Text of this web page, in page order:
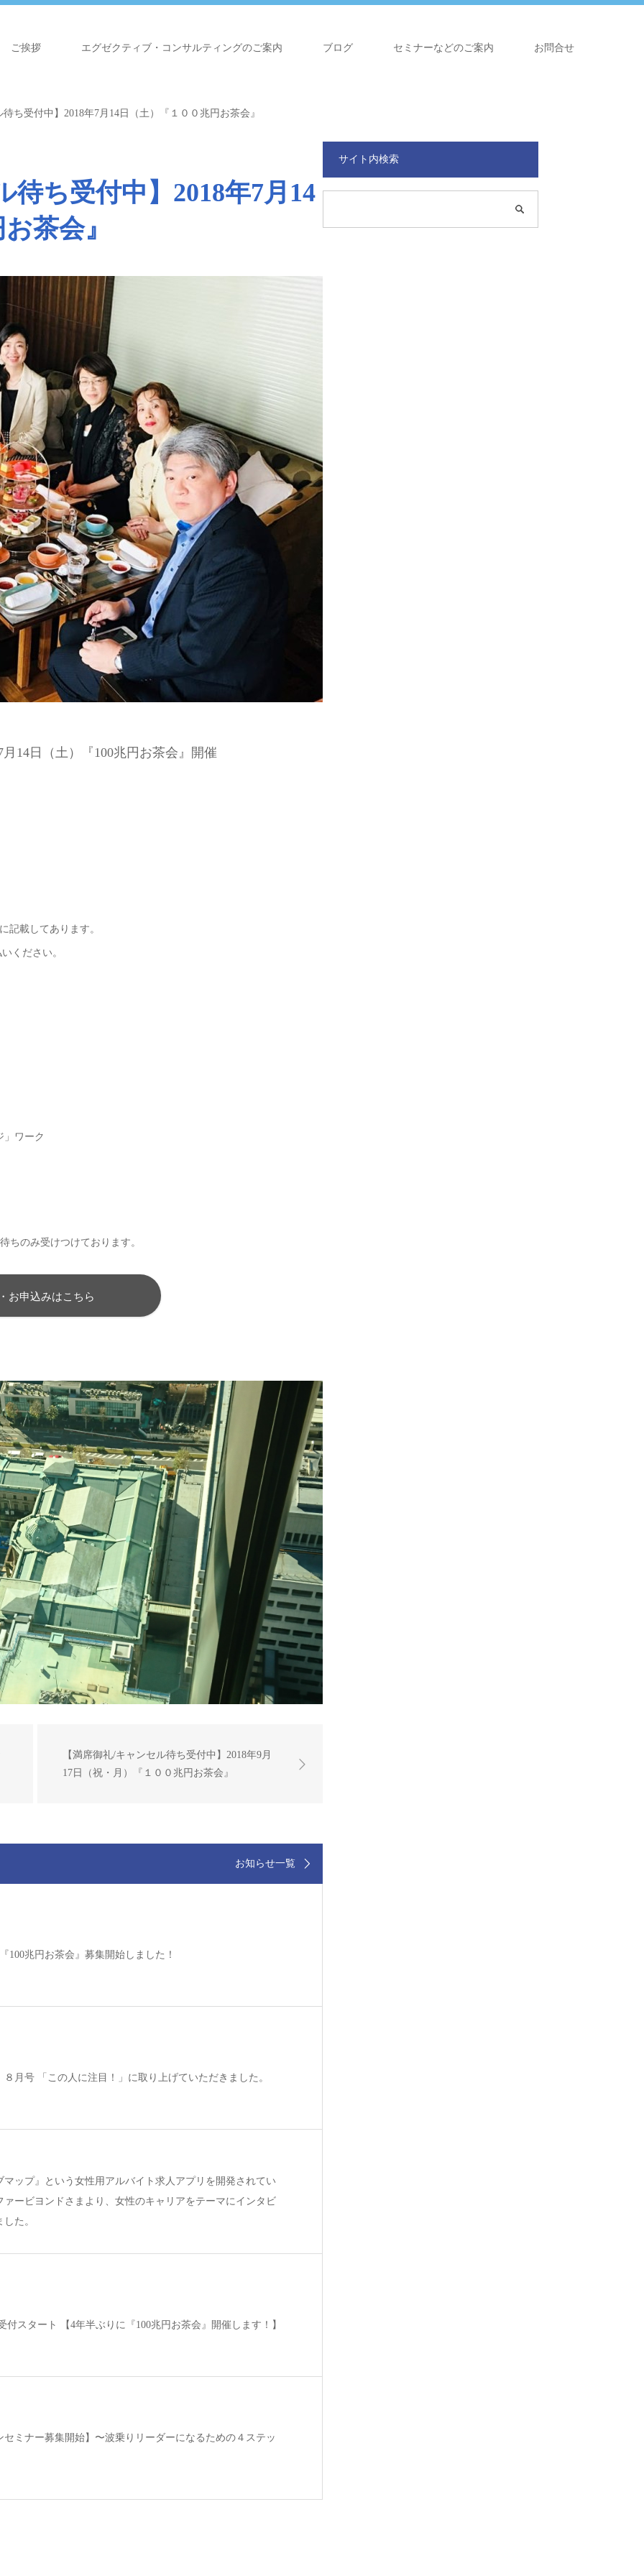
ご挨拶 エグゼクティブ・コンサルティングのご案内 ブログ セミナーなどのご案内 お問合せ
ち受付中】2018年7月14日（土）『１００兆円お茶会』
ち受付中】2018年7月14
茶会』
14日（土）『100兆円お茶会』開催
記載してあります。
ください。
」ワーク
ちのみ受けつけております。
お申込みはこちら
【満席御礼/キャンセル待ち受付中】2018年9月
17日（祝・月）『１００兆円お茶会』
お知らせ一覧
100兆円お茶会』募集開始しました！
８月号 「この人に注目！」に取り上げていただきました。
マップ』という女性用アルバイト求人アプリを開発されてい
ァービヨンドさまより、女性のキャリアをテーマにインタビ
た。
付スタート 【4年半ぶりに『100兆円お茶会』開催します！】
セミナー募集開始】〜波乗りリーダーになるための４ステッ
サイト内検索